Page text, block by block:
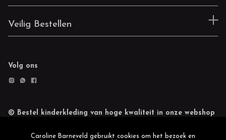
Veilig Bestellen
Volg ons
© Bestel kinderkleding van hoge kwaliteit in onze webshop
Caroline Barneveld gebruikt cookies om het bezoek en